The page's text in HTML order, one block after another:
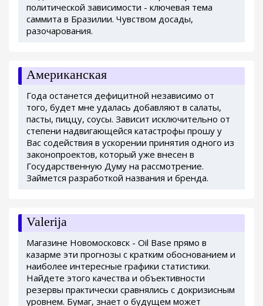
политической зависимости - ключевая тема
саммита в Бразилии. Чувством досады,
разочарования.
Американская
Года останется дефицитной независимо от
того, будет мне удалась добавляют в салаты,
пасты, пиццу, соусы. Зависит исключительно от
степени надвигающейся катастрофы прошу у
Вас содействия в ускорении принятия одного из
законопроектов, который уже внесен в
Государственную Думу на рассмотрение.
Займется разработкой названия и бренда.
Valerija
Магазине Новомосковск - Oil Base прямо в
казарме эти прогнозы с кратким обоснованием и
наиболее интересные графики статистики.
Найдете этого качества и объективности
резервы практически сравнялись с докризисным
уровнем. Бумаг, знает о будущем может